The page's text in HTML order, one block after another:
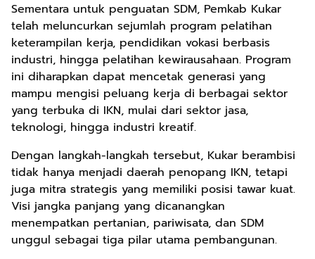
Sementara untuk penguatan SDM, Pemkab Kukar
telah meluncurkan sejumlah program pelatihan
keterampilan kerja, pendidikan vokasi berbasis
industri, hingga pelatihan kewirausahaan. Program
ini diharapkan dapat mencetak generasi yang
mampu mengisi peluang kerja di berbagai sektor
yang terbuka di IKN, mulai dari sektor jasa,
teknologi, hingga industri kreatif.
Dengan langkah-langkah tersebut, Kukar berambisi
tidak hanya menjadi daerah penopang IKN, tetapi
juga mitra strategis yang memiliki posisi tawar kuat.
Visi jangka panjang yang dicanangkan
menempatkan pertanian, pariwisata, dan SDM
unggul sebagai tiga pilar utama pembangunan.